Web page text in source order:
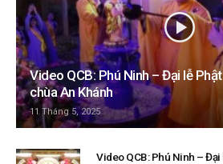
Video QCB: Phú Ninh – Đại lễ
chùa An Khánh
11 Tháng 5, 2025
Video QCB: Phú Ninh – Đại